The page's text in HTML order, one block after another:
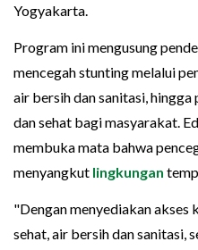
Yogyakarta.
Program ini mengusung
mencegah stunting melalui
air bersih dan sanitasi,
dan sehat bagi masyarakat.
membuka mata bahwa
menyangkut lingkungan
"Dengan menyediakan akses
sehat, air bersih dan sanitasi,